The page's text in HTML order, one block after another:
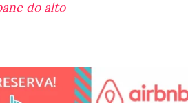
do alto